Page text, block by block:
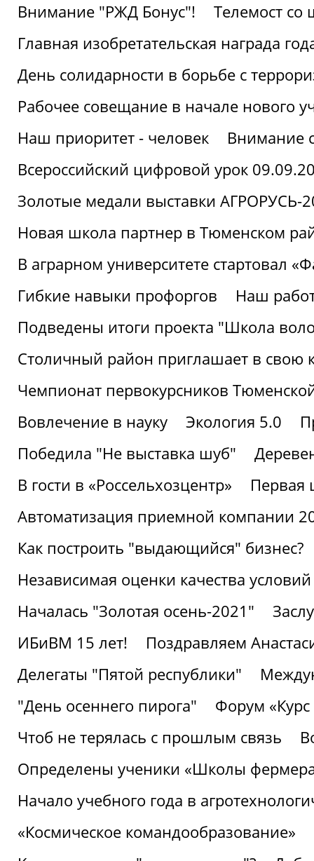
Внимание "РЖД Бонус"!
Телемост
Главная изобретательская награда
День солидарности в борьбе с
Рабочее совещание в начале нового
Наш приоритет - человек
Внимание
Всероссийский цифровой урок
Золотые медали выставки АГРОРУСЬ-
Новая школа партнер в Тюменском
В аграрном университете стартовал
Гибкие навыки профоргов
Наш
Подведены итоги проекта "Школа
Столичный район приглашает в свою
Чемпионат первокурсников
Вовлечение в науку
Экология 5.0
Победила "Не выставка шуб"
В гости в «Россельхозцентр»
Первая
Автоматизация приемной компании
Как построить "выдающийся" бизнес?
Независимая оценки качества
Началась "Золотая осень-2021"
ИБиВМ 15 лет!
Поздравляем
Делегаты "Пятой республики"
"День осеннего пирога"
Форум «Курс
Чтоб не терялась с прошлым связь
Определены ученики «Школы
Начало учебного года в
«Космическое командообразование»